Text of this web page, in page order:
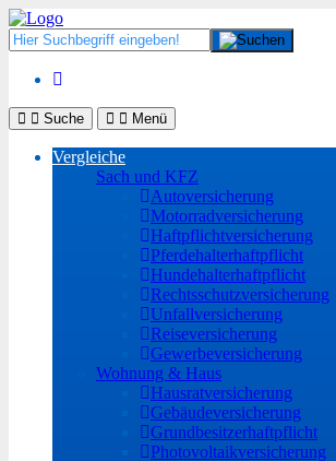
Suche Menü
Vergleiche
Sach und KFZ
Autoversicherung
Motorradversicherung
Haftpflichtversicherung
Pferdehalterhaftpflicht
Hundehalterhaftpflicht
Rechtsschutzversicherung
Unfallversicherung
Reiseversicherung
Gewerbeversicherung
Wohnung & Haus
Hausratversicherung
Gebäudeversicherung
Grundbesitzerhaftpflicht
Photovoltaikversicherung